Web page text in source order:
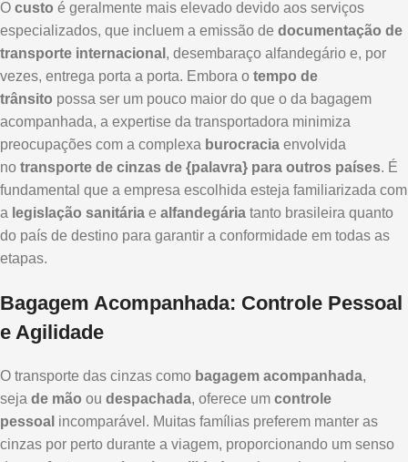
O custo é geralmente mais elevado devido aos serviços
especializados, que incluem a emissão de documentação de
transporte internacional , desembaraço alfandegário e, por
vezes, entrega porta a porta. Embora o tempo de
trânsito possa ser um pouco maior do que o da bagagem
acompanhada, a expertise da transportadora minimiza
preocupações com a complexa burocracia envolvida
no transporte de cinzas de {palavra} para outros países. É
fundamental que a empresa escolhida esteja familiarizada com
a legislação sanitária e alfandegária tanto brasileira quanto
do país de destino para garantir a conformidade em todas as
etapas.
Bagagem Acompanhada: Controle Pessoal
e Agilidade
O transporte das cinzas como bagagem acompanhada,
seja de mão ou despachada, oferece um controle
pessoal incomparável. Muitas famílias preferem manter as
cinzas por perto durante a viagem, proporcionando um senso